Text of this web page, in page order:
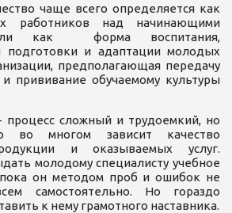
чаще всего определяется как
работников над начинающими
или как форма воспитания,
подготовки и адаптации молодых
предполагающая передачу
прививание обучаемому культуры
процесс сложный и трудоемкий, но
во многом зависит качество
и оказываемых услуг.
молодому специалисту учебное
он методом проб и ошибок не
самостоятельно. Но гораздо
к нему грамотного наставника.